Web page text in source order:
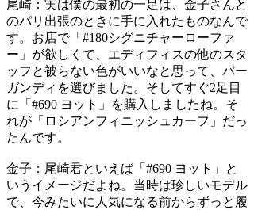
尾崎： 実は僕の最初の一足は、金子さんと
のパリ出張のときに手に入れたものなんで
す。お店で「#180シグニチャーローファ
ー」が欲しくて、エディフィスの他のスタ
ッフと被らない色がいいなと思って、バー
ガンディを選びました。そしてすぐ2足目
に「#690 ヨット」を購入しましたね。そ
れが「ロシアンフィニッシュカーフ」だっ
たんです。
金子： 尾崎君といえば「#690 ヨット」と
いうイメージだよね。当時は珍しいモデル
で、今みたいに人気になる前からずっと履